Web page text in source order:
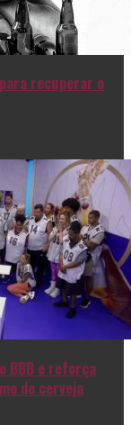
recuperar o
BBB e reforça
de cerveja